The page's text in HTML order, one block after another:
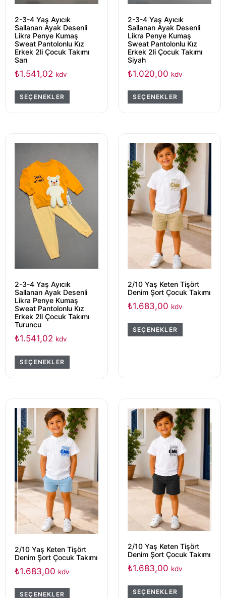
2-3-4 Yaş Ayıcık
Sallanan Ayak Desenli
Likra Penye Kumaş
Sweat Pantolonlu Kız
Erkek 2li Çocuk Takımı
Sarı
₺1.541,02 kdv
SEÇENEKLER
2-3-4 Yaş Ayıcık
Sallanan Ayak Desenli
Likra Penye Kumaş
Sweat Pantolonlu Kız
Erkek 2li Çocuk Takımı
Siyah
₺1.020,00 kdv
SEÇENEKLER
2-3-4 Yaş Ayıcık
Sallanan Ayak Desenli
Likra Penye Kumaş
Sweat Pantolonlu Kız
Erkek 2li Çocuk Takımı
Turuncu
₺1.541,02 kdv
SEÇENEKLER
2/10 Yaş Keten Tişört
Denim Şort Çocuk Takımı
₺1.683,00 kdv
SEÇENEKLER
2/10 Yaş Keten Tişört
Denim Şort Çocuk Takımı
₺1.683,00 kdv
SEÇENEKLER
2/10 Yaş Keten Tişört
Denim Şort Çocuk Takımı
₺1.683,00 kdv
SEÇENEKLER